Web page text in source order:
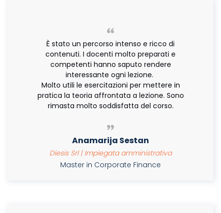
È stato un percorso intenso e ricco di
contenuti. I docenti molto preparati e
competenti hanno saputo rendere
interessante ogni lezione.
Molto utili le esercitazioni per mettere in
pratica la teoria affrontata a lezione. Sono
rimasta molto soddisfatta del corso.
Anamarija Sestan
Diesis Srl | Impiegata amministrativa
Master in Corporate Finance